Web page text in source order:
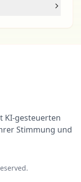
KI-gesteuerten
Stimmung und